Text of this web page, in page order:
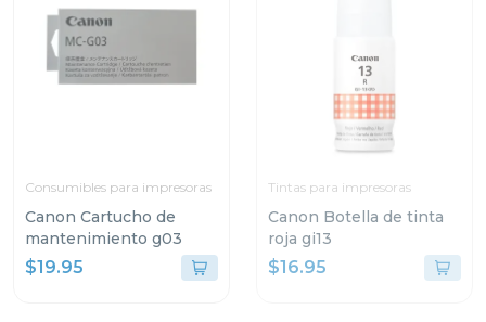
Consumibles para impresoras
Canon Cartucho de
mantenimiento g03
$19.95
Tintas para impresoras
Canon Botella de tinta
roja gi13
$16.95